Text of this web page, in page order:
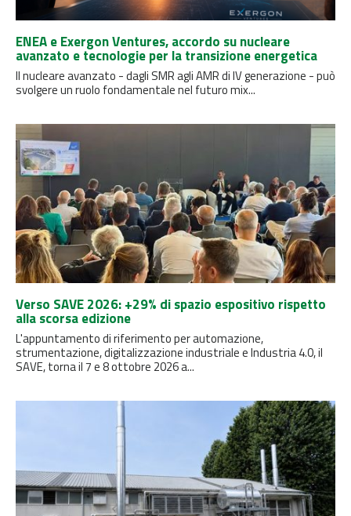
ENEA e Exergon Ventures, accordo su nucleare
avanzato e tecnologie per la transizione energetica
Il nucleare avanzato - dagli SMR agli AMR di IV generazione - può
svolgere un ruolo fondamentale nel futuro mix...
Verso SAVE 2026: +29% di spazio espositivo rispetto
alla scorsa edizione
L'appuntamento di riferimento per automazione,
strumentazione, digitalizzazione industriale e Industria 4.0, il
SAVE, torna il 7 e 8 ottobre 2026 a...